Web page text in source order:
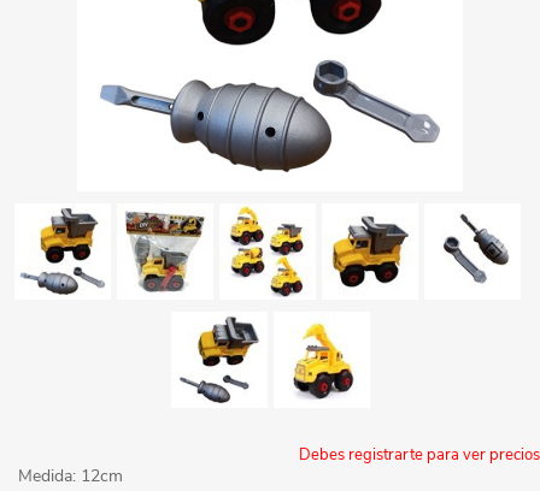
Debes registrarte para ver precios
Medida: 12cm